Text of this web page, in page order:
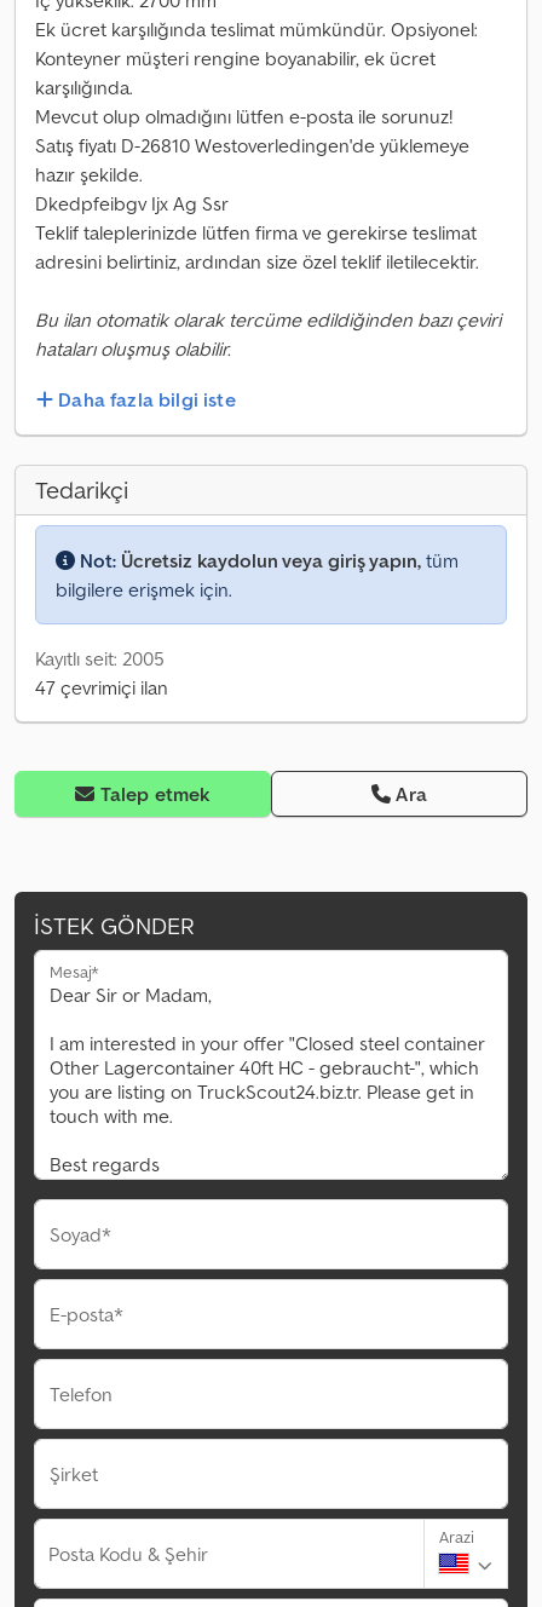
Ek ücret karşılığında teslimat mümkündür. Opsiyonel:
Konteyner müşteri rengine boyanabilir, ek ücret
karşılığında.
Mevcut olup olmadığını lütfen e-posta ile sorunuz!
Satış fiyatı D-26810 Westoverledingen'de yüklemeye
hazır şekilde.
Dkedpfeibgv Ijx Ag Ssr
Teklif taleplerinizde lütfen firma ve gerekirse teslimat
adresini belirtiniz, ardından size özel teklif iletilecektir.
Bu ilan otomatik olarak tercüme edildiğinden bazı çeviri
hataları oluşmuş olabilir.
Daha fazla bilgi iste
Tedarikçi
Not: Ücretsiz kaydolun veya giriş yapın, tüm
bilgilere erişmek için.
Kayıtlı seit: 2005
47 çevrimiçi ilan
Talep etmek Ara
İSTEK GÖNDER
Mesaj*
Soyad*
E-posta*
Telefon
Şirket
Posta Kodu & Şehir
Arazi